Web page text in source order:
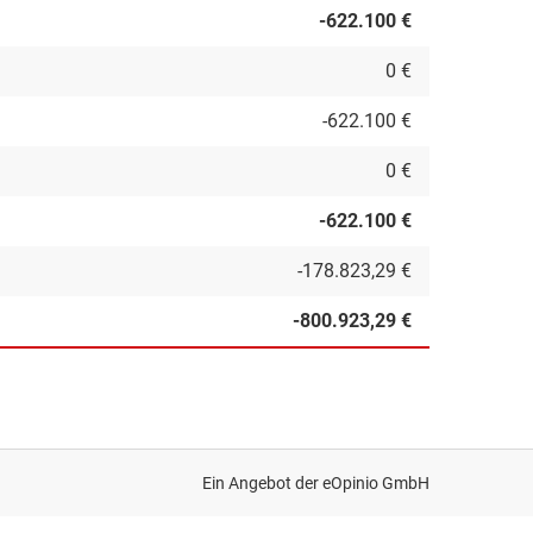
-622.100 €
0 €
-622.100 €
0 €
-622.100 €
-178.823,29 €
-800.923,29 €
Ein Angebot dereOpinio GmbH